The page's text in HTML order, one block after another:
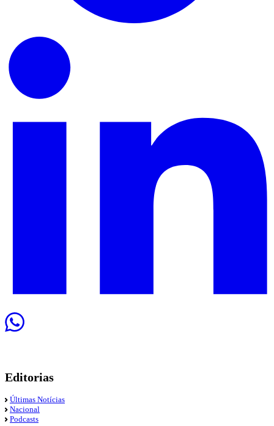
Editorias
Últimas Notícias
Nacional
Podcasts